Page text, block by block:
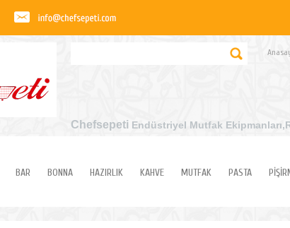
Chefsepeti Endüstriyel Mutfak Ekipmanları
BAR BONNA HAZIRLIK KAHVE MUTFAK PASTA